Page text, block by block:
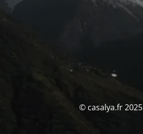
© casalya.fr 2025